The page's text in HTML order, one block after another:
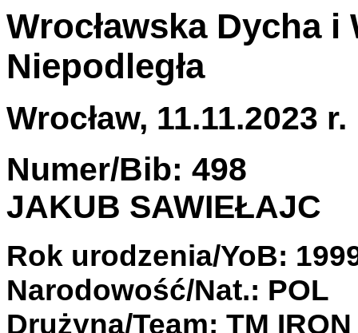
Wrocławska Dycha i
Niepodległa
Wrocław, 11.11.2023 r.
Numer/Bib: 498
JAKUB SAWIEŁAJC
Rok urodzenia/YoB:
Narodowość/Nat.: POL
Drużyna/Team: TM